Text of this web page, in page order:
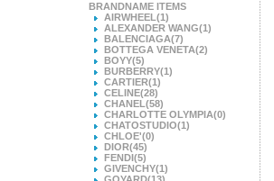
BRANDNAME ITEMS
AIRWHEEL (1)
ALEXANDER WANG(1)
BALENCIAGA(7)
BOTTEGA VENETA(2)
BOYY(5)
BURBERRY(1)
CARTIER(1)
CELINE(28)
CHANEL (58)
CHARLOTTE OLYMPIA(0)
CHATOSTUDIO(1)
CHLOE'(0)
DIOR(45)
FENDI(5)
GIVENCHY(1)